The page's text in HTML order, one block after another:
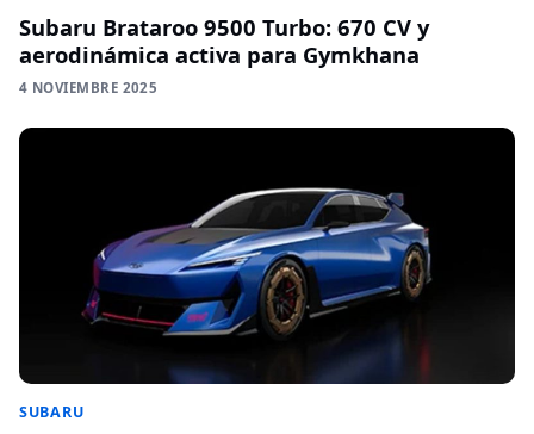
Subaru Brataroo 9500 Turbo: 670 CV y
aerodinámica activa para Gymkhana
4 NOVIEMBRE 2025
SUBARU